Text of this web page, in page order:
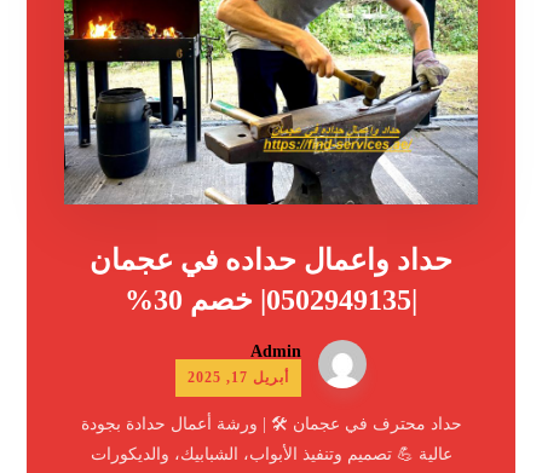
حداد واعمال حداده في عجمان
|0502949135| خصم 30%
Admin
أبريل 17, 2025
حداد محترف في عجمان 🛠️ | ورشة أعمال حدادة بجودة
عالية 💪 تصميم وتنفيذ الأبواب، الشبابيك، والديكورات